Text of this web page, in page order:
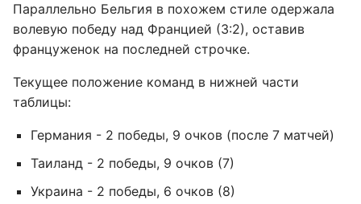
Параллельно Бельгия в похожем стиле одержала
волевую победу над Францией (3:2), оставив
француженок на последней строчке.
Текущее положение команд в нижней части
таблицы:
Германия - 2 победы, 9 очков (после 7 матчей)
Таиланд - 2 победы, 9 очков (7)
Украина - 2 победы, 6 очков (8)